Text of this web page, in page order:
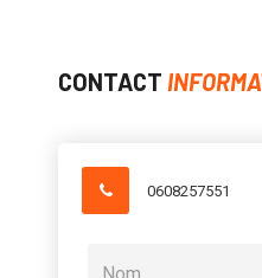
CONTACT
0608257551